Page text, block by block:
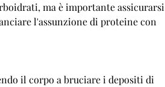
ma è importante assicurarsi
l'assunzione di proteine con
il corpo a bruciare i depositi di